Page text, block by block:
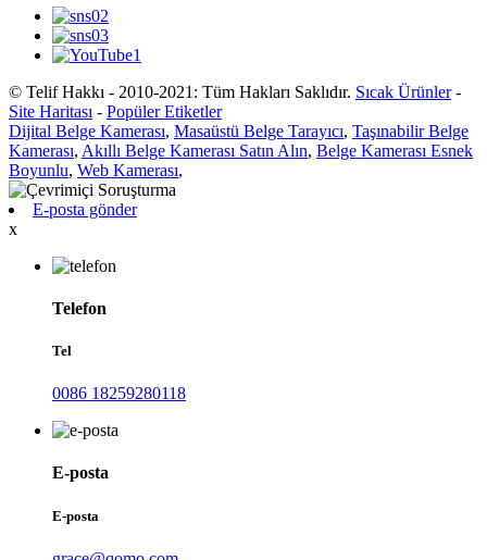
© Telif Hakkı - 2010-2021: Tüm Hakları Saklıdır. Sıcak Ürünler-
Site Haritası - Popüler Etiketler
Dijital Belge Kamerası, Masaüstü Belge Tarayıcı, Taşınabilir Belge
Kamerası, Akıllı Belge Kamerası Satın Alın, Belge Kamerası Esnek
Boyunlu, Web Kamerası,
E-posta gönder
x
Telefon
Tel
0086 18259280118
E-posta
E-posta